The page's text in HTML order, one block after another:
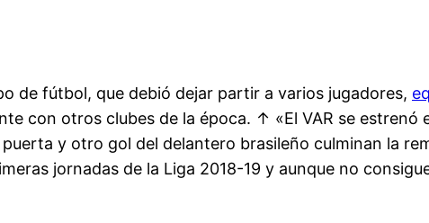
de fútbol, que debió dejar partir a varios jugadores,
con otros clubes de la época. ↑ «El VAR se estrenó
y otro gol del delantero brasileño culminan la
jornadas de la Liga 2018-19 y aunque no